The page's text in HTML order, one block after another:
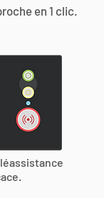
en 1 clic.